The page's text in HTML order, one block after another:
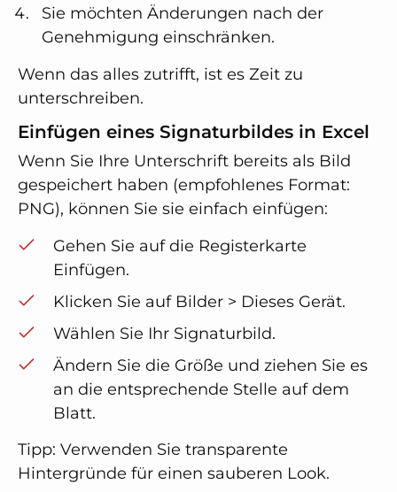
Sie möchten Änderungen nach der
Genehmigung einschränken.
Wenn das alles zutrifft, ist es Zeit zu
unterschreiben.
Einfügen eines Signaturbildes in Excel
Wenn Sie Ihre Unterschrift bereits als Bild
gespeichert haben (empfohlenes Format:
PNG), können Sie sie einfach einfügen:
Gehen Sie auf die Registerkarte
Einfügen.
Klicken Sie auf Bilder > Dieses Gerät.
Wählen Sie Ihr Signaturbild.
Ändern Sie die Größe und ziehen Sie es
an die entsprechende Stelle auf dem
Blatt.
Tipp: Verwenden Sie transparente
Hintergründe für einen sauberen Look.